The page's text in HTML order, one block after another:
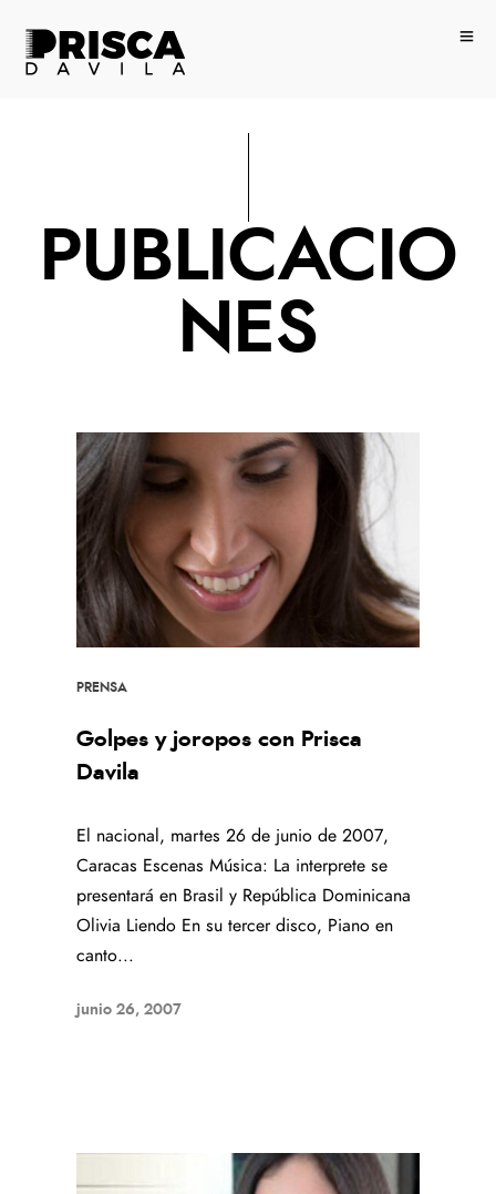
PUBLICACIO
NES
PRENSA
Golpes y joropos con Prisca
Davila
El nacional, martes 26 de junio de 2007,
Caracas Escenas Música: La interprete se
presentará en Brasil y República Dominicana
Olivia Liendo En su tercer disco, Piano en
canto...
junio 26, 2007